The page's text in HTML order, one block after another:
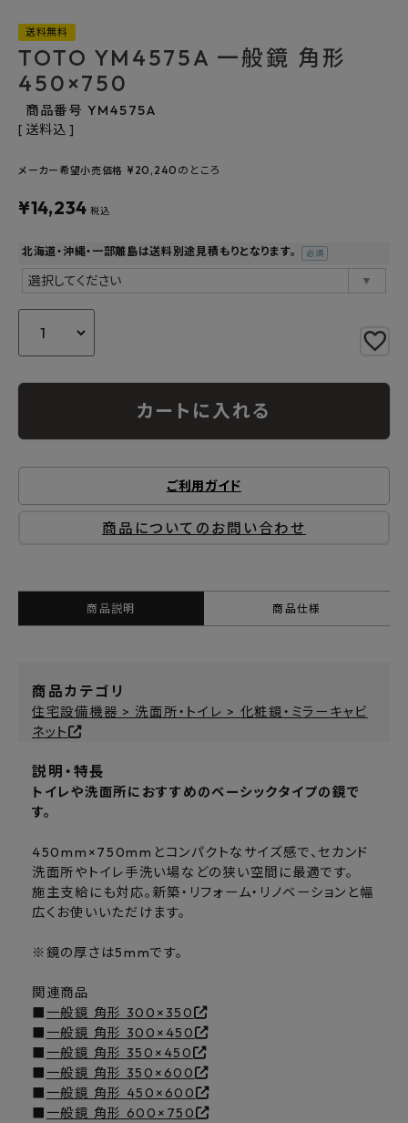
カテゴリーから選ぶ
メーカーから選ぶ
ご利用ガイド
メルマガ登録
特定商取引法について
送料無料
TOTO YM4575A 一般鏡 角形
450×750
商品番号 YM4575A
送料込
メーカー希望小売価格 ¥ 20,240 のところ
¥14,234 税込
北海道・沖縄・一部離島は送料別途見積もりとなります。
(必
カートに入れる
ご利用ガイド
商品についてのお問い合わせ
商品説明 商品仕様
商品カテゴリ
住宅設備機器 > 洗面所・トイレ > 化粧鏡・ミラーキャビ
ネット
説明・特長
トイレや洗面所におすすめのベーシックタイプの鏡で
す。
450mm×750mmとコンパクトなサイズ感で、セカンド
洗面所やトイレ手洗い場などの狭い空間に最適です。
施主支給にも対応。新築・リフォーム・リノベーションと幅
広くお使いいただけます。
※鏡の厚さは5mmです。
関連商品
■ 一般鏡 角形 300×350
■ 一般鏡 角形 300×450
■ 一般鏡 角形 350×450
■ 一般鏡 角形 350×600
■ 一般鏡 角形 450×600
■ 一般鏡 角形 600×750